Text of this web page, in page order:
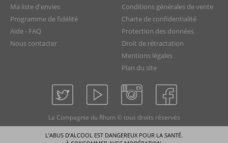
Ma liste d'envies
Programme de fidélité
Aide - FAQ
Nous contacter
Conditions générales de vente
Charte de confidentialité
Protection des données
Droit de rétractation
Mentions légales
Plan du site
La Compagnie du Rhum © tous droits réservés
L’ABUS D’ALCOOL EST DANGEREUX POUR LA SANTÉ.